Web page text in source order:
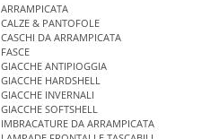
ARRAMPICATA
CALZE & PANTOFOLE
CASCHI DA ARRAMPICATA
FASCE
GIACCHE ANTIPIOGGIA
GIACCHE HARDSHELL
GIACCHE INVERNALI
GIACCHE SOFTSHELL
IMBRACATURE DA ARRAMPICATA